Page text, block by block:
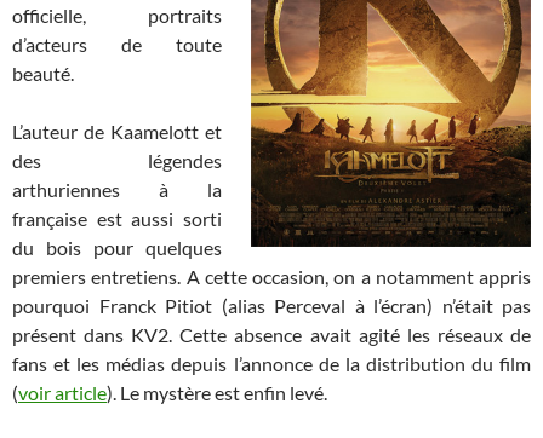
officielle, portraits
d’acteurs de toute
beauté.
L’auteur de Kaamelott et
des légendes
arthuriennes à la
française est aussi sorti
du bois pour quelques
premiers entretiens. A cette occasion, on a notamment appris
pourquoi Franck Pitiot (alias Perceval à l’écran) n’était pas
présent dans KV2. Cette absence avait agité les réseaux de
fans et les médias depuis l’annonce de la distribution du film
(voir article). Le mystère est enfin levé.